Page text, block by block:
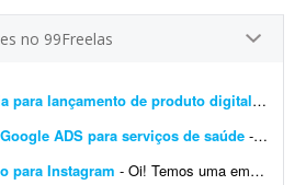
no 99Freelas
Consultoria ou agência para lançamento de produto digital
-
ADS para serviços de saúde - Preciso de um freelancer com experiência em tráfego no Google Ads para gerenciar uma campanha local voltada a serviços de saúde. No momento o investimento em créd...
para Instagram - Oi! Temos uma empresa de consultoria de marca e conteúdo. Precisamos de uma pessoa que nos ajude a executar tráfego pago no Instagram para nossos clientes. Temos todo o contexto dos ...